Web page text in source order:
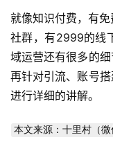
就像知识付费，有
社群，有2999的线
域运营还有很多的
再针对引流、账号
进行详细的讲解。
本文来源：十里村（微